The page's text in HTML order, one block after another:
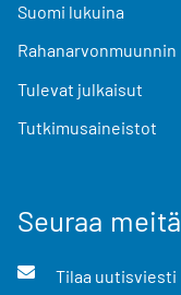
Suomi lukuina
Rahanarvonmuunnin
Tulevat julkaisut
Tutkimusaineistot
Seuraa meitä
Tilaa uutisviesti